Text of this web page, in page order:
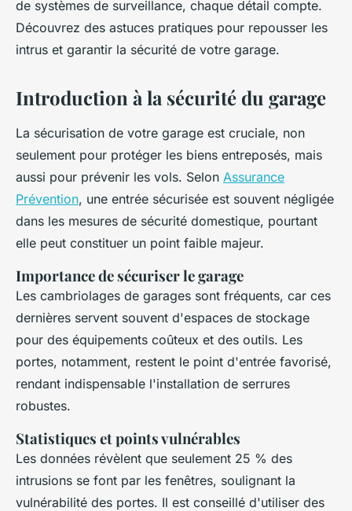
de systèmes de surveillance, chaque détail compte.
Découvrez des astuces pratiques pour repousser les
intrus et garantir la sécurité de votre garage.
Introduction à la sécurité du garage
La sécurisation de votre garage est cruciale, non
seulement pour protéger les biens entreposés, mais
aussi pour prévenir les vols. Selon Assurance
Prévention, une entrée sécurisée est souvent négligée
dans les mesures de sécurité domestique, pourtant
elle peut constituer un point faible majeur.
Importance de sécuriser le garage
Les cambriolages de garages sont fréquents, car ces
dernières servent souvent d'espaces de stockage
pour des équipements coûteux et des outils. Les
portes, notamment, restent le point d'entrée favorisé,
rendant indispensable l'installation de serrures
robustes.
Statistiques et points vulnérables
Les données révèlent que seulement 25 % des
intrusions se font par les fenêtres, soulignant la
vulnérabilité des portes. Il est conseillé d'utiliser des